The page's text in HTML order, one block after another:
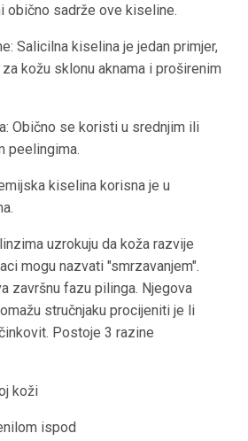
obično sadrže ove kiseline.
Salicilna kiselina je jedan primjer,
kožu sklonu aknama i proširenim
Obično se koristi u srednjim ili
peelingima.
kiselina korisna je u
uzrokuju da koža razvije
mogu nazvati "smrzavanjem".
završnu fazu pilinga. Njegova
stručnjaku procijeniti je li
Postoje 3 razine
koži
ispod